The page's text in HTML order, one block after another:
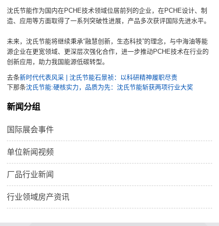
沈氏节能作为国内在PCHE技术领域位居前列的企业，在PCHE设计、制
造、应用等方面取得了一系列突破性进展，产品多次获评国际先进水平。
未来，沈氏节能将继续秉承“融慧创新，生态科技”的理念，与中海油等能
源企业在更宽领域、更深层次强化合作，进一步推动PCHE技术在行业的
创新应用，助力我国能源低碳转型。
去条新时代代表风采 | 沈氏节能石景祯：以科研精神履职尽责
下那条沈氏节能:硬核实力，品质为先：沈氏节能斩获两项行业大奖
新闻分组
国际展会事件
单位新闻视频
厂品行业新闻
行业领域房产资讯